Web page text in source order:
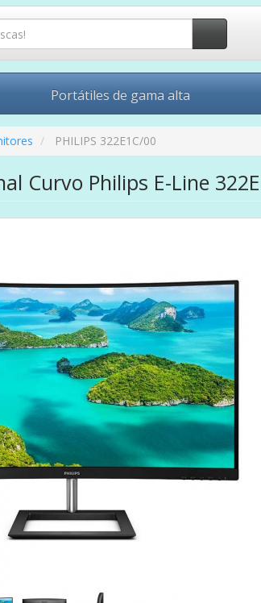
Portátiles de gama alta
PHILIPS 322E1C/00
Curvo Philips E-Line